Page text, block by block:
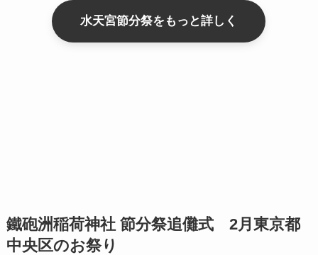
水天宮節分祭をもっと詳しく
鐵砲洲稲荷神社 節分祭追儺式 2月東京都
中央区のお祭り